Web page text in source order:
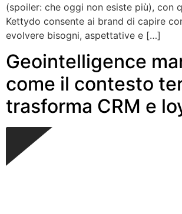
(spoiler: che oggi non esiste più), con
Kettydo consente ai brand di capire
evolvere bisogni, aspettative e […]
Geointelligence
come il contesto
trasforma CRM e